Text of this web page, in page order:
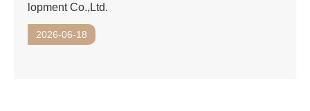
lopment Co.,Ltd.
2026-06-18